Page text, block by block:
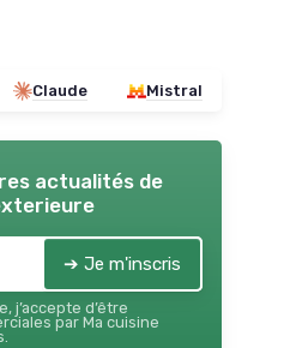
Claude Mistral
actualités de
➔ Je m'inscris
j’accepte d’être
par Ma cuisine